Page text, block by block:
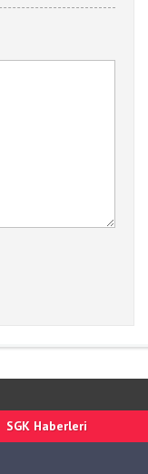
SGK Haberleri